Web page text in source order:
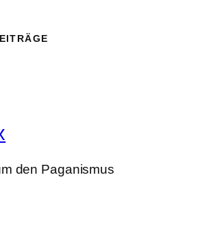
den Paganismus